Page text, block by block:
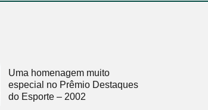
Uma homenagem muito
especial no Prêmio Destaques
do Esporte – 2002